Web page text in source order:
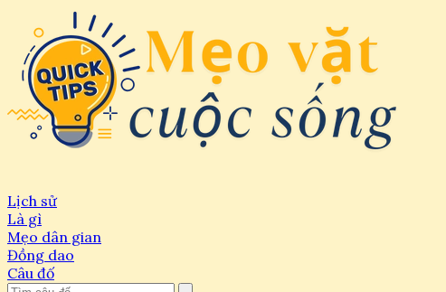
Lịch sử
Là gì
Mẹo dân gian
Đồng dao
Câu đố